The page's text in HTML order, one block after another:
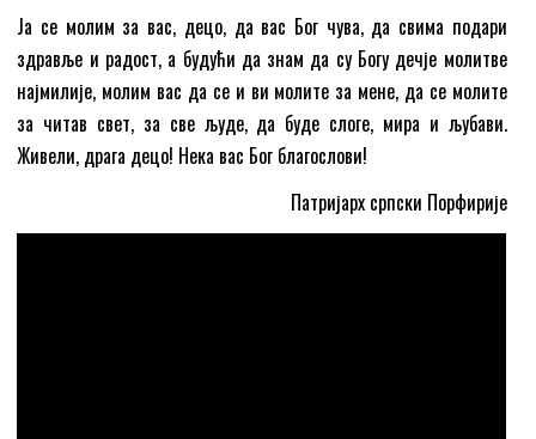
Ја се молим за вас, децо, да вас Бог чува, да свима подари
здравље и радост, а будући да знам да су Богу дечје молитве
најмилије, молим вас да се и ви молите за мене, да се молите
за читав свет, за све људе, да буде слоге, мира и љубави.
Живели, драга децо! Нека вас Бог благослови!
Патријарх српски Порфирије